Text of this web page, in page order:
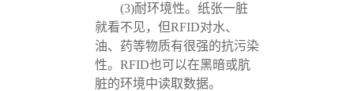
(3)耐环境性。纸张一脏
就看不见，但RFID对水、
油、药等物质有很强的抗污染
性。RFID也可以在黑暗或肮
脏的环境中读取数据。